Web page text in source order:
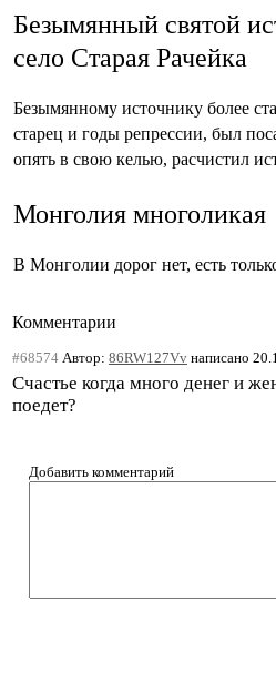
Безымянный святой
село Старая Рачейка
Безымянному источнику более
старец и годы репрессии, был
опять в свою келью, расчистил
Монголия многоликая
В Монголии дорог нет, есть
Комментарии
#68574 Автор: 86RW127Vv написано
Cчастье когда много денег и
поедет?
Добавить комментарий